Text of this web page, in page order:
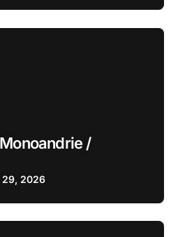
/
29, 2026